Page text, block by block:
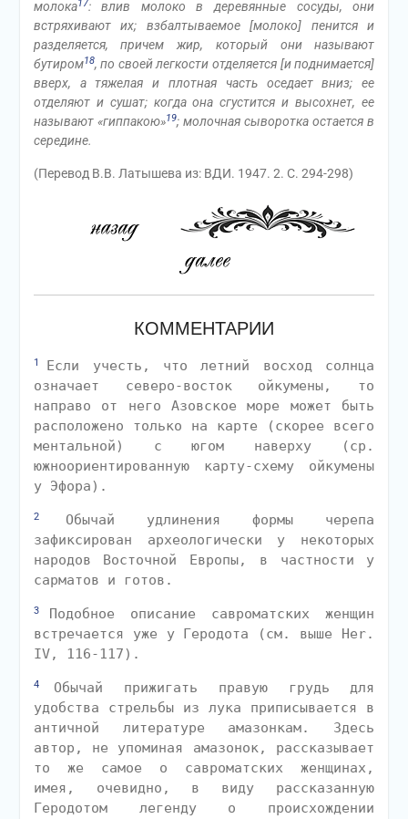
молока17: влив молоко в деревянные сосуды, они
встряхивают их; взбалтываемое [молоко] пенится и
разделяется, причем жир, который они называют
бутиром18, по своей легкости отделяется [и поднимается]
вверх, а тяжелая и плотная часть оседает вниз; ее
отделяют и сушат; когда она сгустится и высохнет, ее
называют «гиппакою»19; молочная сыворотка остается в
середине.
(Перевод В.В. Латышева из: ВДИ. 1947. 2. С. 294-298)
КОММЕНТАРИИ
1
Если учесть, что летний восход солнца
означает северо-восток ойкумены, то
направо от него Азовское море может быть
расположено только на карте (скорее всего
ментальной) с югом наверху (ср.
южноориентированную карту-схему ойкумены
у Эфора).
2
Обычай удлинения формы черепа
зафиксирован археологически у некоторых
народов Восточной Европы, в частности у
сарматов и готов.
3
Подобное описание савроматских женщин
встречается уже у Геродота (см. выше Her.
IV, 116-117).
4
Обычай прижигать правую грудь для
удобства стрельбы из лука приписывается в
античной литературе амазонкам. Здесь
автор, не упоминая амазонок, рассказывает
то же самое о савроматских женщинах,
имея, очевидно, в виду рассказанную
Геродотом легенду о происхождении